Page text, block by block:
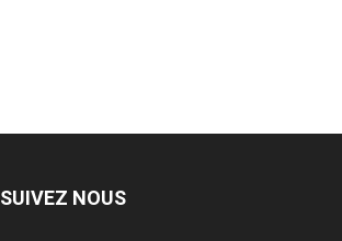
SUIVEZ NOUS